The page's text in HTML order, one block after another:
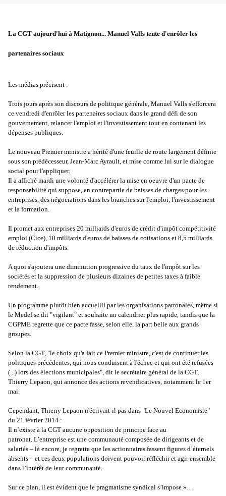
La CGT aujourd'hui à Matignon... Manuel Valls tente d'enrôler les
partenaires sociaux
Les médias précisent :
Trois jours après son discours de politique générale, Manuel Valls s'efforcera
ce vendredi d'enrôler les partenaires sociaux dans le grand défi de son
gouvernement, relancer l'emploi et l'investissement tout en contenant les
dépenses publiques.
Le nouveau Premier ministre a hérité d'une feuille de route largement définie
sous son prédécesseur, Jean-Marc Ayrault, et mise comme lui sur le dialogue
social pour l'appliquer.
Il a affiché mardi une volonté d'accélérer la mise en oeuvre d'un pacte de
responsabilité qui suppose, en contrepartie de baisses de charges pour les
entreprises, des négociations dans les branches sur l'emploi, l'investissement
et la formation.
Il promet aux entreprises 20 milliards d'euros de crédit d'impôt compétitivité
emploi (Cice), 10 milliards d'euros de baisses de cotisations et 8,5 milliards
de réduction d'impôts.
A quoi s'ajoutera une diminution progressive du taux de l'impôt sur les
sociétés et la suppression de plusieurs dizaines de petites taxes à faible
rendement.
Un programme plutôt bien accueilli par les organisations patronales, même si
le Medef se dit "vigilant" et souhaite un calendrier plus rapide, tandis que la
CGPME regrette que ce pacte fasse, selon elle, la part belle aux grands
groupes.
Selon la CGT, "le choix qu'a fait ce Premier ministre, c'est de continuer les
politiques précédentes, qui nous conduisent à l'échec et qui ont été refusées
(...) lors des élections municipales", dit le secrétaire général de la CGT,
Thierry Lepaon, qui annonce des actions revendicatives, notamment le 1er
mai.
Cependant, Thierry Lepaon n'écrivait-il pas dans "Le Nouvel Economiste"
du 21 février 2014 :
Il n’existe à la CGT aucune opposition de principe face au
patronat. L’entreprise est une communauté composée de dirigeants et de
salariés – là encore, je regrette que les actionnaires fassent figures d’éternels
absents – et ces deux populations doivent pouvoir réfléchir et agir ensemble
dans l’intérêt de leur communauté.
Sur ce plan, il est évident que le pragmatisme syndical s’impose »…